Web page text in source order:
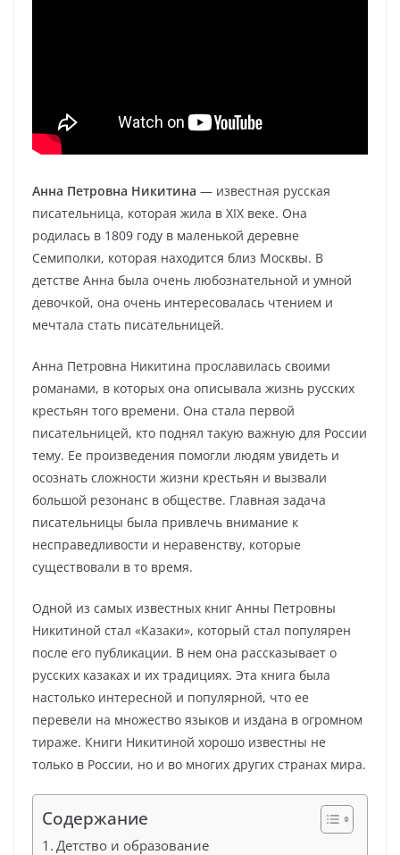
Анна Петровна Никитина — известная русская
писательница, которая жила в XIX веке. Она
родилась в 1809 году в маленькой деревне
Семиполки, которая находится близ Москвы. В
детстве Анна была очень любознательной и умной
девочкой, она очень интересовалась чтением и
мечтала стать писательницей.
Анна Петровна Никитина прославилась своими
романами, в которых она описывала жизнь русских
крестьян того времени. Она стала первой
писательницей, кто поднял такую важную для России
тему. Ее произведения помогли людям увидеть и
осознать сложности жизни крестьян и вызвали
большой резонанс в обществе. Главная задача
писательницы была привлечь внимание к
несправедливости и неравенству, которые
существовали в то время.
Одной из самых известных книг Анны Петровны
Никитиной стал «Казаки», который стал популярен
после его публикации. В нем она рассказывает о
русских казаках и их традициях. Эта книга была
настолько интересной и популярной, что ее
перевели на множество языков и издана в огромном
тираже. Книги Никитиной хорошо известны не
только в России, но и во многих других странах мира.
Содержание
Детство и образование